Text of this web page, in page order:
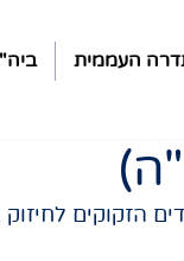
העממית
הזקוקים